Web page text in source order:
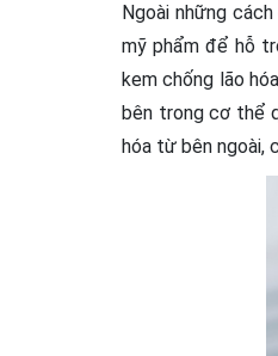
Ngoài những
mỹ phẩm để hỗ
kem chống lão
bên trong cơ thể
hóa từ bên ngoài,